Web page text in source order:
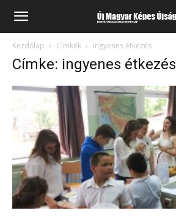
Kezdőlap Címkék Ingyenes étkezés
Címke: ingyenes étkezés